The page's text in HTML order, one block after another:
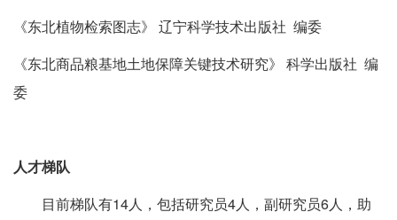
《东北植物检索图志》 辽宁科学技术出版社 编委
《东北商品粮基地土地保障关键技术研究》 科学出版社 编
委
人才梯队
目前梯队有14人，包括研究员4人，副研究员6人，助